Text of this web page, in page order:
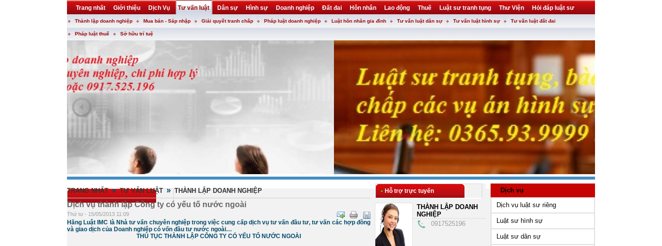
Trang nhất Giới thiệu Dịch Vụ Tư vấn luật Dân sự Hình sự Doanh nghiệp Đất đai Hôn nhân Lao động Thuế Luật sư tranh tụng Thư Viện Hỏi đáp luật sư
Khuyến mại Liên hệ forum utility
Thành lập doanh nghiệp Mua bán - Sáp nhập Giải quyết tranh chấp Pháp luật doanh nghiệp Luật hôn nhân gia đình Tư vấn luật dân sự Tư vấn luật hình sự Tư vấn luật đất đai
Pháp luật thuế Sở hữu trí tuệ
TRANG NHẤT » TƯ VẤN LUẬT » THÀNH LẬP DOANH NGHIỆP
Dịch vụ thành lập Công ty có yếu tố nước ngoài
Thứ tư - 15/05/2013 11:09
Hãng Luật IMC là Nhà tư vấn chuyên nghiệp trong việc cung cấp dịch vụ tư vấn đầu tư, tư vấn các hợp đồng
và giao dịch của Doanh nghiệp có vốn đầu tư nước ngoài…
THỦ TỤC THÀNH LẬP CÔNG TY CÓ YẾU TỐ NƯỚC NGOÀI
• Hỗ trợ trực tuyến
THÀNH LẬP DOANH
NGHIỆP
0917525196
Dịch vụ
Dịch vụ luật sư riêng
Luật sư hình sự
Luật sư dân sự